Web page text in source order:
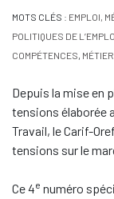
MOTS CLÉS : EMPLOI,
POLITIQUES DE
COMPÉTENCES,
Depuis la mise en
tensions élaborée
Travail, le Carif-
tensions sur le
Ce 4e numéro